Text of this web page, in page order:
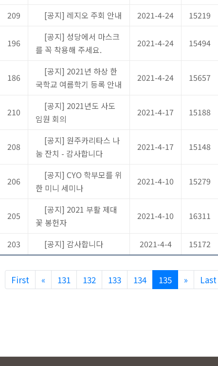
209 [공지] 레지오 주회 안내 2021-4-24 15219
196
[공지] 성당에서 마스크
를 꼭 착용해 주세요.
2021-4-24 15494
186
[공지] 2021년 하상 한
국학교 여름학기 등록 안내
2021-4-24 15657
210
[공지] 2021년도 사도
임원 회의
2021-4-17 15188
208
[공지] 원주카리타스 나
눔 잔치 - 감사합니다
2021-4-17 15148
206
[공지] CYO 학부모를 위
한 미니 세미나
2021-4-10 15279
205
[공지] 2021 부활 제대
꽃 봉헌자
2021-4-10 16311
203 [공지] 감사합니다 2021-4-4 15172
First « Previous
131 132 133 134 135 » NextLast